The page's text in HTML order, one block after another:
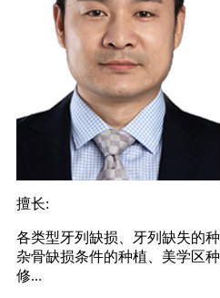
擅长:
各类型牙列缺损、牙列缺失的
杂骨缺损条件的种植、美学区
修...